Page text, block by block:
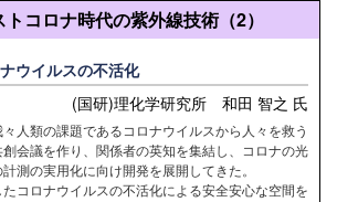
トコロナ時代の紫外線技術（2）
ウイルスの不活化
(国研)理化学研究所 和田 智之 氏
人類の課題であるコロナウイルスから人々を救う
会議を作り、関係者の英知を集結し、コロナの光
測の実用化に向け開発を展開してきた。
コロナウイルスの不活化による安全安心な空間を